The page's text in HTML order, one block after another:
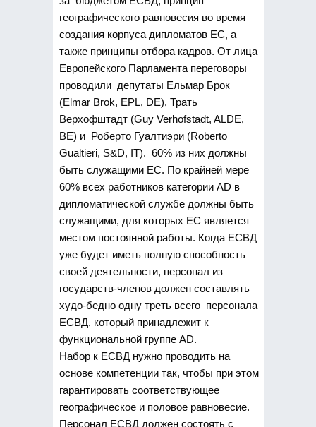
географического равновесия во время
создания корпуса дипломатов ЕС, а
также принципы отбора кадров. От лица
Европейского Парламента переговоры
проводили депутаты Ельмар Брок
(Elmar Brok, EPL, DE), Трать
Верхофштадт (Guy Verhofstadt, ALDE,
BE) и Роберто Гуалтиэри (Roberto
Gualtieri, S&D, IT). 60% из них должны
быть служащими ЕС. По крайней мере
60% всех работников категории AD в
дипломатической службе должны быть
служащими, для которых ЕС является
местом постоянной работы. Когда ЕСВД
уже будет иметь полную способность
своей деятельности, персонал из
государств-членов должен составлять
худо-бедно одну треть всего персонала
ЕСВД, который принадлежит к
функциональной группе AD.
Набор к ЕСВД нужно проводить на
основе компетенции так, чтобы при этом
гарантировать соответствующее
географическое и половое равновесие.
Персонал ЕСВД должен состоять с